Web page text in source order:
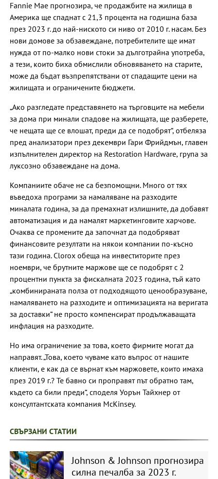
Fannie Mae прогнозира, че продажбите на жилища в
Америка ще спаднат с 21,3 процента на годишна база
през 2023 г. до най-ниското си ниво от 2010 г. насам. Без
нови домове за обзавеждане, потребителите ще имат
нужда от по-малко нови стоки за дълготрайна употреба,
а тези, които биха обмислили обновяването на старите,
може да бъдат възпрепятствани от спадащите цени на
жилищата и ограничените бюджети.
„Ако разгледате представянето на търговците на мебели
за дома при минали спадове на жилищата, ще разберете,
че нещата ще се влошат, преди да се подобрят“, отбеляза
пред анализатори през декември Гари Фрийдмън, главен
изпълнителен директор на Restoration Hardware, група за
луксозно обзавеждане на дома.
Компаниите обаче не са безпомощни. Много от тях
въведоха програми за намаляване на разходите
миналата година, за да премахнат излишните, да добавят
автоматизация и да намалят маркетинговите харчове.
Очаква се промените да започнат да подобряват
финансовите резултати на някои компании по-късно
тази година. Clorox обеща на инвеститорите през
ноември, че брутните маржове ще се подобрят с 2
процентни пункта за фискалната 2023 година, тъй като
„комбинираната полза от подходящото ценообразуване,
намаляването на разходите и оптимизацията на веригата
за доставки“ не просто компенсират продължаващата
инфлация на разходите.
Но има ограничение за това, което фирмите могат да
направят. „Това, което чуваме като въпрос от нашите
клиенти, е как да се върнат към маржовете, които имаха
през 2019 г.? Те бавно си проправят път обратно там,
където са били преди“, споделя Уорън Тайхнер от
консултантската компания McKinsey.
СВЪРЗАНИ СТАТИИ
Johnson & Johnson прогнозира
силна печалба за 2023 г.